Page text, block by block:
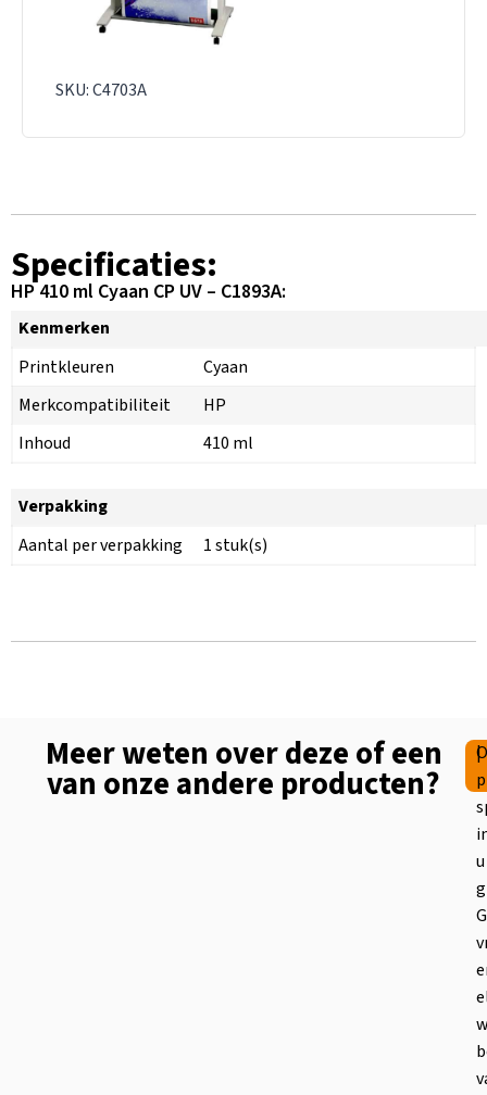
SKU: C4703A
Specificaties:
HP 410 ml Cyaan CP UV – C1893A:
Kenmerken
Printkleuren
Cyaan
Merkcompatibiliteit
HP
Inhoud
410 ml
Verpakking
Aantal per verpakking
1 stuk(s)
Meer weten over deze of een
van onze andere producten?
|
u